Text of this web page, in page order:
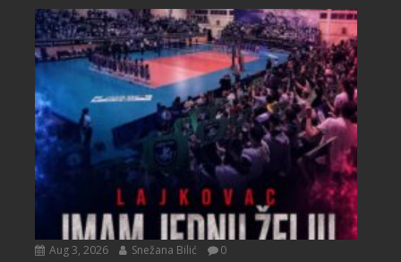
Aug 3, 2026 Snežana Bilić 0